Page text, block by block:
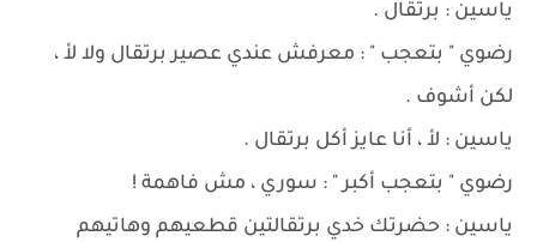
ياسين : برتقال .
رضوي " بتعجب " : معرفش عندي عصير برتقال ولا لأ ،
لكن أشوف .
ياسين : لأ ، أنا عايز أكل برتقال .
رضوي " بتعجب أكبر " : سوري ، مش فاهمة !
ياسين : حضرتك خدي برتقالتين قطعيهم وهاتيهم